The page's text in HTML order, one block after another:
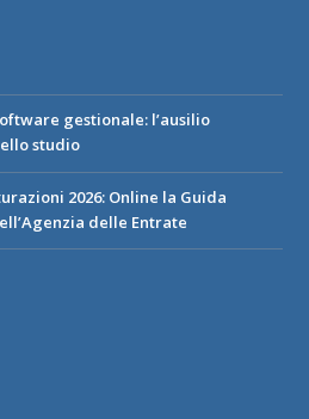
gestionale: l’ausilio
studio
2026: Online la Guida
delle Entrate